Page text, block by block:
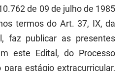
de 09 de julho de 1985
termos do Art. 37, IX, da
faz publicar as presentes
este Edital, do Processo
estágio extracurricular,